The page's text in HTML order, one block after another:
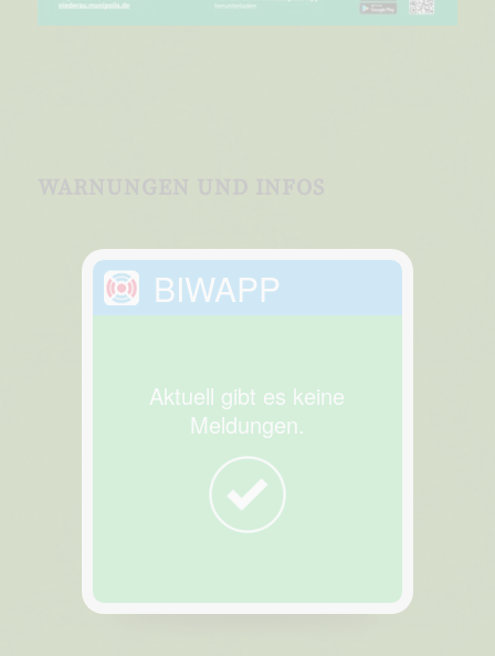
BIWAPP
Aktuell gibt es keine
Meldungen.